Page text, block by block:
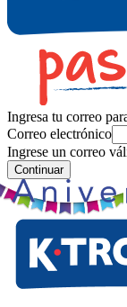
Ingresa tu correo
Correo electrónico
Ingrese un correo
Continuar